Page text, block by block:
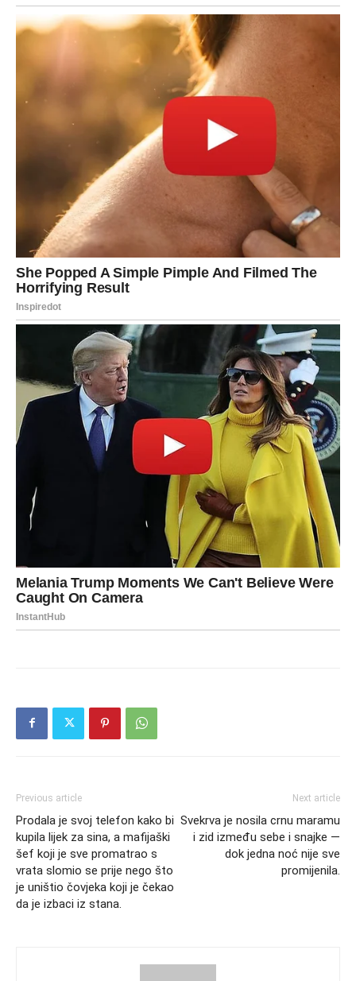
Previous article
Prodala je svoj telefon kako bi
kupila lijek za sina, a mafijaški
šef koji je sve promatrao s
vrata slomio se prije nego što
je uništio čovjeka koji je čekao
da je izbaci iz stana.
Next article
Svekrva je nosila crnu maramu
i zid između sebe i snajke —
dok jedna noć nije sve
promijenila.